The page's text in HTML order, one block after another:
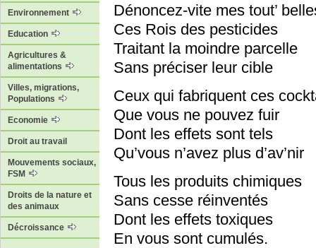
Environnement
Education
Agricultures &
alimentations
Villes, migrations,
Populations
Economie
Droit au travail
Mouvements sociaux,
FSM
Droits de la nature et
des animaux
Décroissance
Dénoncez-vite mes tout’
Ces Rois des pesticides
Traitant la moindre parcelle
Sans préciser leur cible
Ceux qui fabriquent ces
Que vous ne pouvez fuir
Dont les effets sont tels
Qu’vous n’avez plus d’av’nir
Tous les produits chimiques
Sans cesse réinventés
Dont les effets toxiques
En vous sont cumulés.